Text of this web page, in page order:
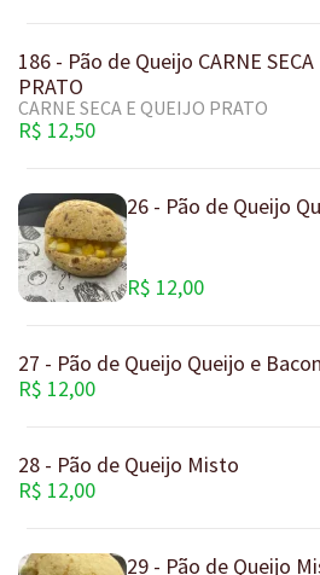
186 - Pão de Queijo CARNE
PRATO
CARNE SECA E QUEIJO PRATO
R$ 12,50
26 - Pão de Queijo
R$ 12,00
27 - Pão de Queijo Queijo e Bacon
R$ 12,00
28 - Pão de Queijo Misto
R$ 12,00
29 - Pão de Queijo